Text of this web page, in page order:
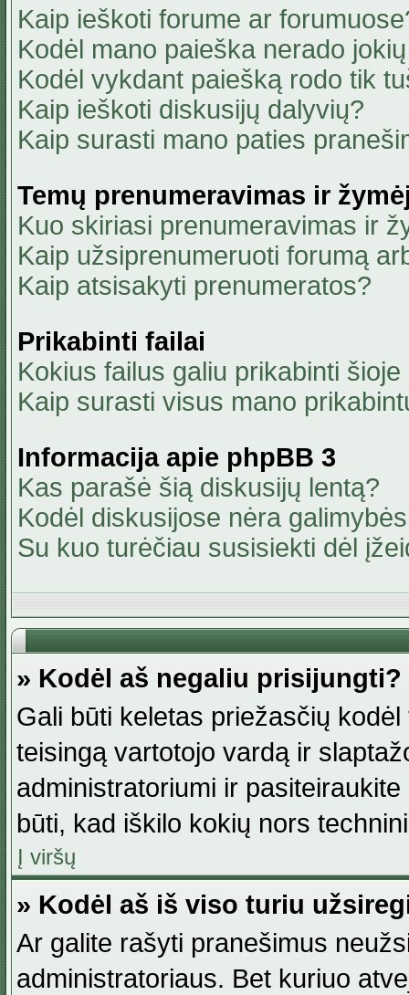
Kaip ieškoti forume ar
Kodėl mano paieška nerado
Kodėl vykdant paiešką rodo tik
Kaip ieškoti diskusijų dalyvių?
Kaip surasti mano paties
Temų prenumeravimas ir
Kuo skiriasi prenumeravimas ir
Kaip užsiprenumeruoti forumą
Kaip atsisakyti prenumeratos?
Prikabinti failai
Kokius failus galiu prikabinti
Kaip surasti visus mano
Informacija apie phpBB 3
Kas parašė šią diskusijų lentą?
Kodėl diskusijose nėra
Su kuo turėčiau susisiekti dėl
» Kodėl aš negaliu prisijungti?
Gali būti keletas priežasčių
teisingą vartotojo vardą ir
administratoriumi ir
būti, kad iškilo kokių nors
Į viršų
» Kodėl aš iš viso turiu
Ar galite rašyti pranešimus
administratoriaus. Bet kuriuo